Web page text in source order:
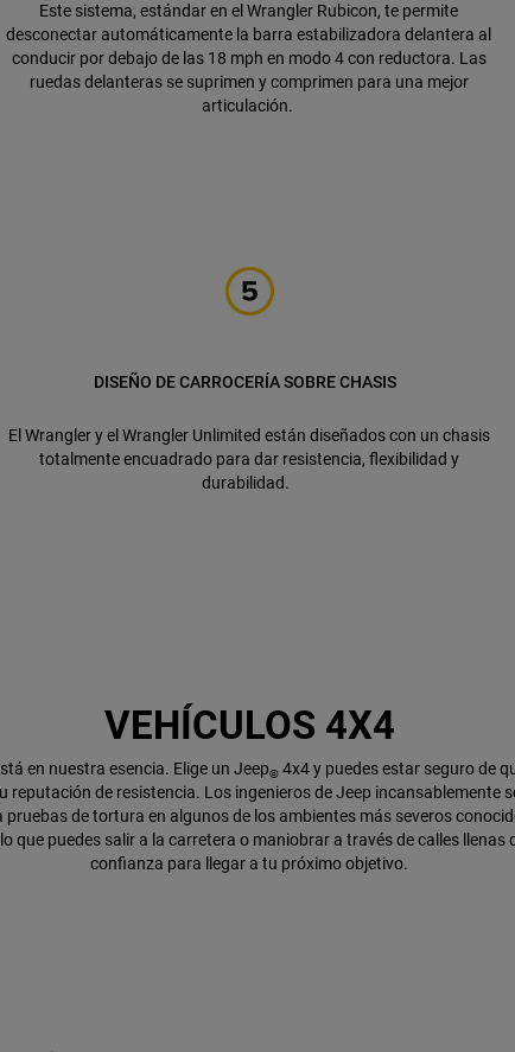
Este sistema, estándar en el Wrangler Rubicon, te permite
desconectar automáticamente la barra estabilizadora delantera al
conducir por debajo de las 18 mph en modo 4 con reductora. Las
ruedas delanteras se suprimen y comprimen para una mejor
articulación.
DISEÑO DE CARROCERÍA SOBRE CHASIS
El Wrangler y el Wrangler Unlimited están diseñados con un chasis
totalmente encuadrado para dar resistencia, flexibilidad y
durabilidad.
VEHÍCULOS 4X4
en nuestra esencia. Elige un Jeep® 4x4 y puedes estar seguro de
reputación de resistencia. Los ingenieros de Jeep incansablemente
pruebas de tortura en algunos de los ambientes más severos
que puedes salir a la carretera o maniobrar a través de calles llenas
confianza para llegar a tu próximo objetivo.